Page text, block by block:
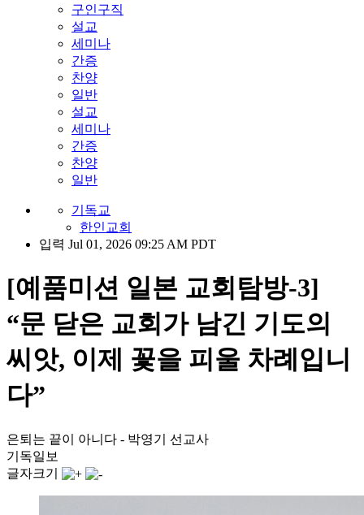
구인구직
설교
세미나
간증
찬양
일반
설교
세미나
간증
찬양
일반
기독교
한인교회
입력 Jul 01, 2026 09:25 AM PDT
[예품미션 일본 교회탐방-3]
“문 닫은 교회가 남긴 기도의
씨앗, 이제 꽃을 피울 차례입니
다”
은퇴는 끝이 아니다 - 박영기 선교사
기독일보
글자크기